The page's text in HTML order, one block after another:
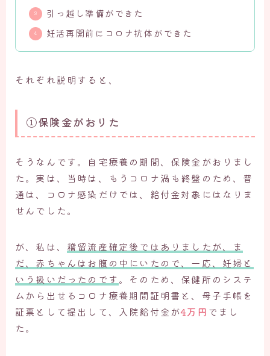
引っ越し準備ができた
妊活再開前にコロナ抗体ができた
それぞれ説明すると、
①保険金がおりた
そうなんです。自宅療養の期間、保険金がおりまし
た。実は、当時は、もうコロナ渦も終盤のため、普
通は、コロナ感染だけでは、給付金対象にはなりま
せんでした。
が、私は、 稽留流産確定後ではありましたが、ま
だ、赤ちゃんはお腹の中にいたので、一応、妊婦と
いう扱いだったのです。そのため、保健所のシステ
ムから出せるコロナ療養期間証明書と、母子手帳を
証票として提出して、入院給付金が4万円 でまし
た。